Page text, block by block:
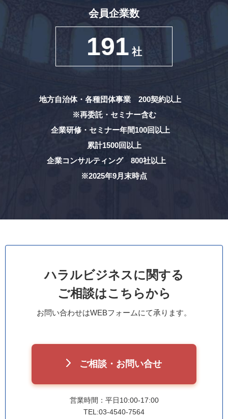
会員企業数
191 社
地方自治体・各種団体事業 200契約以上
※再委託・セミナー含む
企業研修・セミナー年間100回以上
累計1500回以上
企業コンサルティング 800社以上
※2025年9月末時点
ハラルビジネスに関する
ご相談はこちらから
お問い合わせはWEBフォームにて承ります。
ご相談・お問い合せ
営業時間：平日10:00-17:00
TEL:03-4540-7564